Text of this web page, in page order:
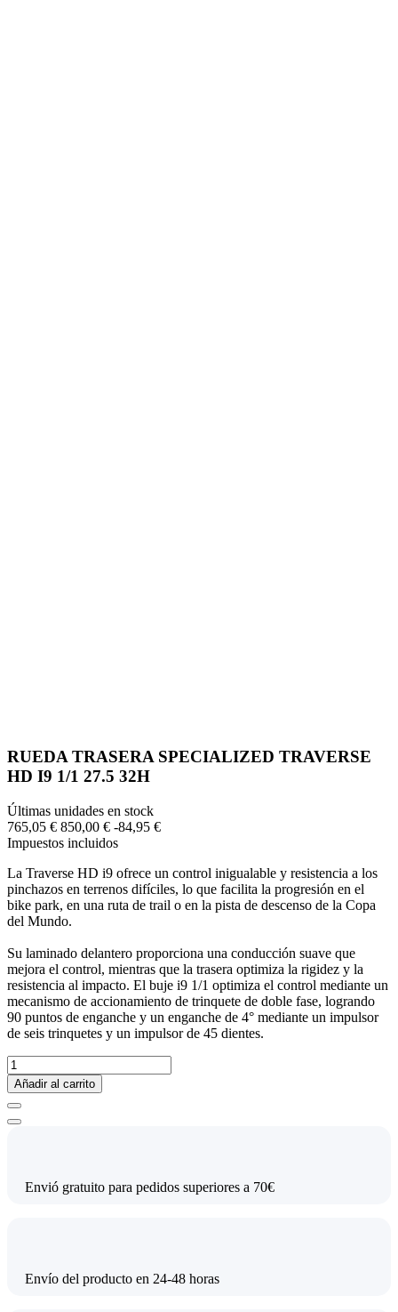
RUEDA TRASERA SPECIALIZED TRAVERSE
HD I9 1/1 27.5 32H
Últimas unidades en stock
765,05 € 850,00 € -84,95 €
Impuestos incluidos
La Traverse HD i9 ofrece un control inigualable y resistencia a los
pinchazos en terrenos difíciles, lo que facilita la progresión en el
bike park, en una ruta de trail o en la pista de descenso de la Copa
del Mundo.
Su laminado delantero proporciona una conducción suave que
mejora el control, mientras que la trasera optimiza la rigidez y la
resistencia al impacto. El buje i9 1/1 optimiza el control mediante un
mecanismo de accionamiento de trinquete de doble fase, logrando
90 puntos de enganche y un enganche de 4° mediante un impulsor
de seis trinquetes y un impulsor de 45 dientes.
Añadir al carrito
Envió gratuito para pedidos superiores a 70€
Envío del producto en 24-48 horas